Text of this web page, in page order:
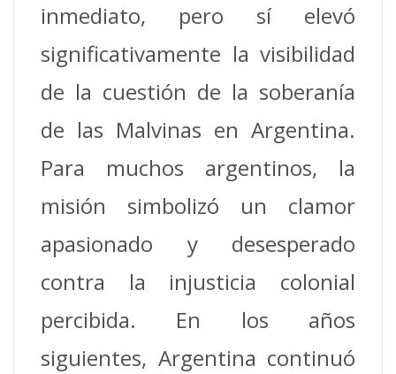
inmediato, pero sí elevó
significativamente la visibilidad
de la cuestión de la soberanía
de las Malvinas en Argentina.
Para muchos argentinos, la
misión simbolizó un clamor
apasionado y desesperado
contra la injusticia colonial
percibida. En los años
siguientes, Argentina continuó